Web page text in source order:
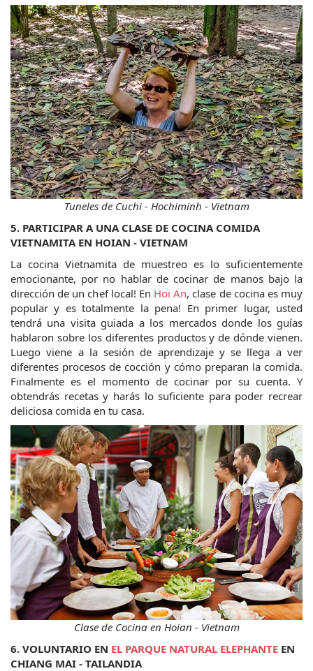
Tuneles de Cuchi - Hochiminh - Vietnam
5. PARTICIPAR A UNA CLASE DE COCINA COMIDA
VIETNAMITA EN HOIAN - VIETNAM
La cocina Vietnamita de muestreo es lo suficientemente
emocionante, por no hablar de cocinar de manos bajo la
dirección de un chef local! En Hoi An, clase de cocina es muy
popular y es totalmente la pena! En primer lugar, usted
tendrá una visita guiada a los mercados donde los guías
hablaron sobre los diferentes productos y de dónde vienen.
Luego viene a la sesión de aprendizaje y se llega a ver
diferentes procesos de cocción y cómo preparan la comida.
Finalmente es el momento de cocinar por su cuenta. Y
obtendrás recetas y harás lo suficiente para poder recrear
deliciosa comida en tu casa.
Clase de Cocina en Hoian - Vietnam
6. VOLUNTARIO EN EL PARQUE NATURAL ELEPHANTE EN
CHIANG MAI - TAILANDIA